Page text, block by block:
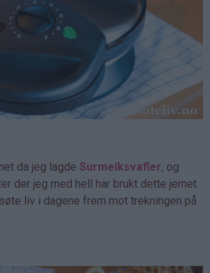
da jeg lagde Surmelksvafler, og
der jeg med hell har brukt dette jernet
liv i dagene frem mot trekningen på